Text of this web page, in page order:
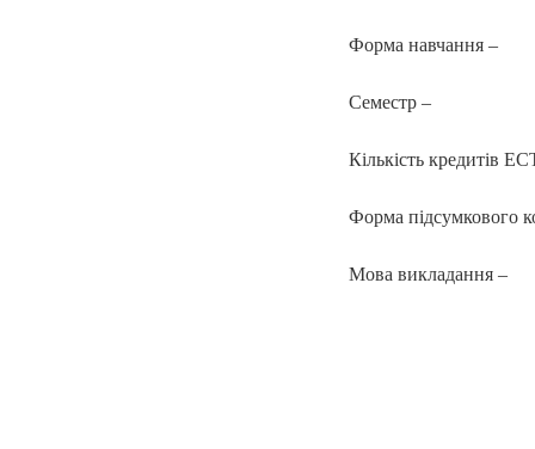
Форма навчання –
Семестр –
Кількість кредитів
Форма підсумкового
Мова викладання –